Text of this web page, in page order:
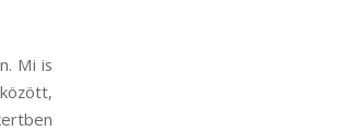
Mi is